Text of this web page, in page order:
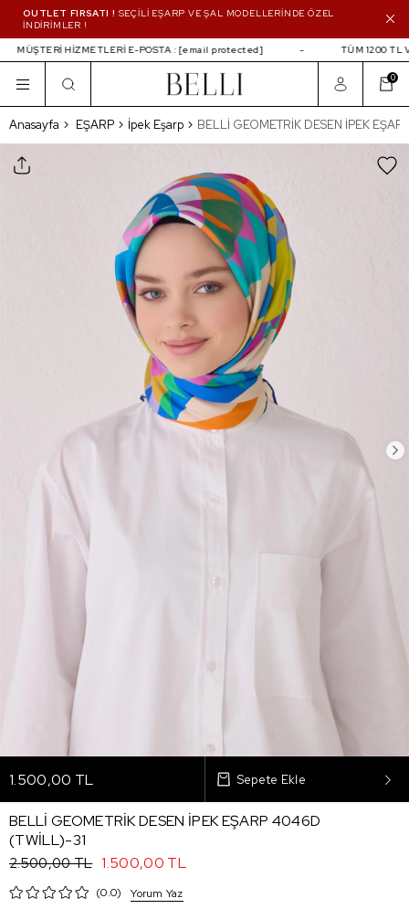
OUTLET FIRSATI ! SEÇİLİ EŞARP VE ŞAL MODELLERİNDE ÖZEL
İNDİRİMLER !
MÜŞTERİ HİZMETLERİ E-POSTA :[email protected] TÜM 1200 TL
0
BELLİ GEOMETRİK DESEN İPEK EŞARP
Anasayfa EŞARP İpek Eşarp
1.500,00 TL
BELLİ GEOMETRİK DESEN İPEK EŞARP 4046D
(TWİLL)-31
2.500,00 TL 1.500,00 TL
0.0 Yorum Yaz